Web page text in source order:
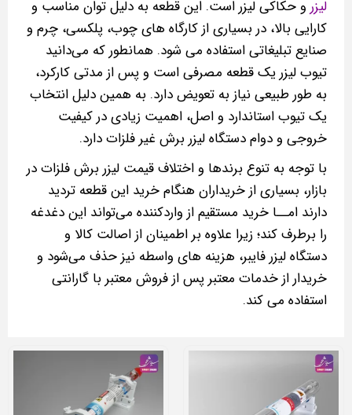
لیزر و حکاکی لیزر است. این قطعه به دلیل توان مناسب و
کارایی بالا، در بسیاری از کارگاه‌ های چوب، پلکسی، چرم و
صنایع تبلیغاتی استفاده می شود. همانطور که می‌دانید
تیوب لیزر یک قطعه مصرفی است و پس از مدتی کارکرد،
به‌ طور طبیعی نیاز به تعویض دارد. به همین دلیل انتخاب
یک تیوب استاندارد و اصل، اهمیت زیادی در کیفیت
خروجی و دوام دستگاه لیزر برش غیر فلزات دارد.
با توجه به تنوع برندها و اختلاف قیمت لیزر برش فلزات در
بازار، بسیاری از خریداران هنگام خرید این قطعه تردید
دارند امــا خرید مستقیم از واردکننده می‌تواند این دغدغه
را برطرف کند؛ زیرا علاوه بر اطمینان از اصالت کالا و
دستگاه لیزر فایبر، هزینه‌ های واسطه‌ نیز حذف می‌شود و
خریدار از خدمات معتبر پس از فروش معتبر با گارانتی
استفاده می کند.